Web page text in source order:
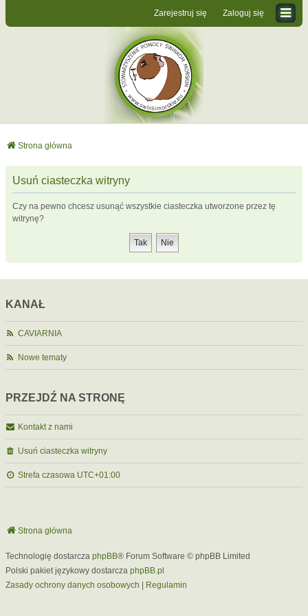
Zaloguj się
Zarejestruj się
Strona główna
Usuń ciasteczka witryny
Czy na pewno chcesz usunąć wszystkie ciasteczka utworzone przez tę
witrynę?
KANAŁ
CAVIARNIA
Nowe tematy
PRZEJDŹ NA STRONĘ
Kontakt z nami
Usuń ciasteczka witryny
Strefa czasowa UTC+01:00
Strona główna
Technologię dostarcza phpBB® Forum Software © phpBB Limited
Polski pakiet językowy dostarcza phpBB.pl
Zasady ochrony danych osobowych
Regulamin